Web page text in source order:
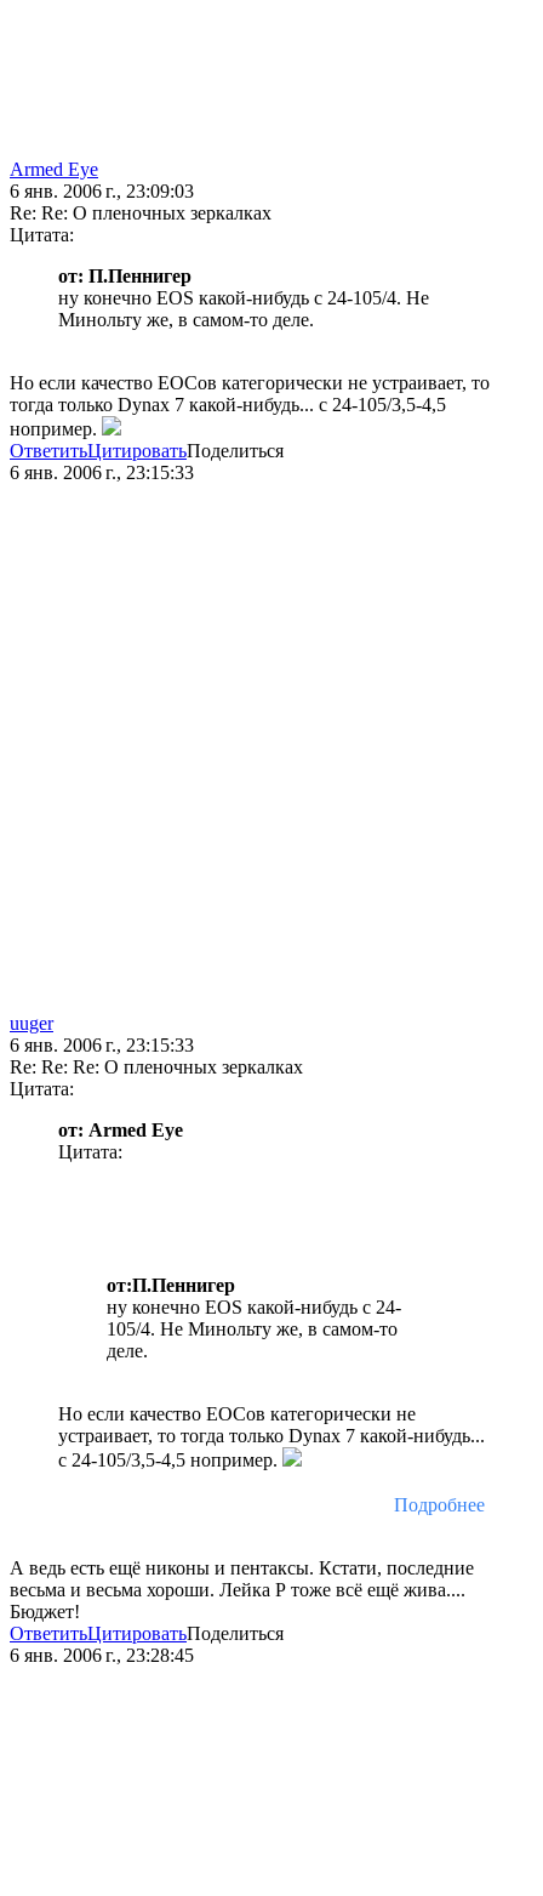
Armed Eye
6 янв. 2006 г., 23:09:03
Re: Re: О пленочных зеркалках
Цитата:
от: П.Пеннигер
ну конечно EOS какой-нибудь с 24-105/4. Не
Минольту же, в самом-то деле.
Но если качество ЕОСов категорически не устраивает, то
тогда только Dynax 7 какой-нибудь... с 24-105/3,5-4,5
нопример.
ОтветитьЦитироватьПоделиться
6 янв. 2006 г., 23:15:33
uuger
6 янв. 2006 г., 23:15:33
Re: Re: Re: О пленочных зеркалках
Цитата:
от: Armed Eye
Цитата:
от:П.Пеннигер
ну конечно EOS какой-нибудь с 24-
105/4. Не Минольту же, в самом-то
деле.
Но если качество ЕОСов категорически не
устраивает, то тогда только Dynax 7 какой-нибудь...
с 24-105/3,5-4,5 нопример.
Подробнее
А ведь есть ещё никоны и пентаксы. Кстати, последние
весьма и весьма хороши. Лейка Р тоже всё ещё жива....
Бюджет!
ОтветитьЦитироватьПоделиться
6 янв. 2006 г., 23:28:45